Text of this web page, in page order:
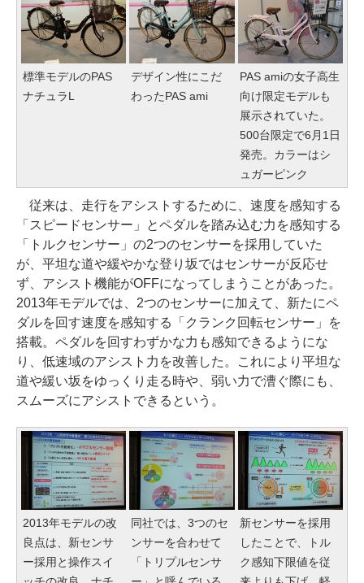
標準モデルのPAS
ナチュラL
デザイン性にこだ
わったPAS ami
PAS amiの女子高生
向け限定モデルも
展示されていた。
500台限定で6月1日
発売。カラーはシ
ュガーピンク
従来は、走行をアシストするために、速度を感知する
「スピードセンサー」とペダルを踏み込む力を感知する
「トルクセンサー」の2つのセンサーを採用していた
が、平坦な道や緩やかな登り坂ではセンサーが反応せ
ず、アシスト機能がOFFになってしまうことがあった。
2013年モデルでは、2つのセンサーに加えて、新たにペ
ダルを回す速度を感知する「クランク回転センサー」を
搭載。ペダルを回すわずかな力も感知できるようにな
り、低速域のアシスト力を改善した。これにより平坦な
道や緩い坂をゆっくり走る時や、弱い力で漕ぐ際にも、
スムーズにアシストできるという。
2013年モデルの改
良点は、新センサ
ー採用と操作スイ
同社では、3つのセ
ンサーを合わせて
「トリプルセンサ
新センサーを採用
したことで、トル
ク感知下限値を従